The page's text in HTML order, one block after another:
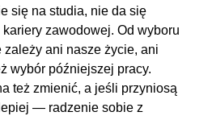
się na studia, nie da się
zawodowej. Od wyboru
zależy ani nasze życie, ani
wybór późniejszej pracy.
też zmienić, a jeśli przyniosą
— radzenie sobie z